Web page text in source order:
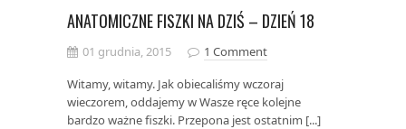
ANATOMICZNE FISZKI NA DZIŚ – DZIEŃ 18
01 grudnia, 2015
1 Comment
Witamy, witamy. Jak obiecaliśmy wczoraj
wieczorem, oddajemy w Wasze ręce kolejne
bardzo ważne fiszki. Przepona jest ostatnim [...]